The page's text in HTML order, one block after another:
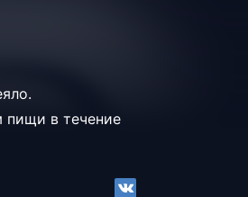
пищи в течение